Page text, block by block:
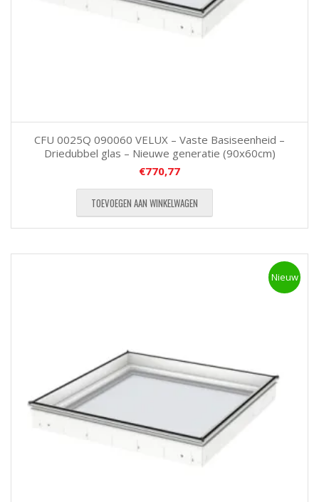
CFU 0025Q 090060 VELUX – Vaste Basiseenheid –
Driedubbel glas – Nieuwe generatie (90x60cm)
€770,77
TOEVOEGEN AAN WINKELWAGEN
Nieuw